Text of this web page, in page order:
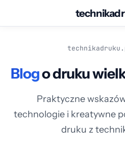
Blogo druku
Praktyczne
technologie i kreatywne
druku z